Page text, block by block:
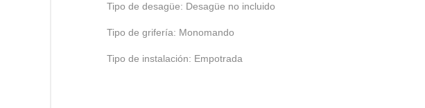
Tipo de desagüe: Desagüe no incluido
Tipo de grifería: Monomando
Tipo de instalación: Empotrada